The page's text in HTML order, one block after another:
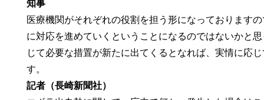
知事
医療機関がそれぞれの役割を担う形になっております
に対応を進めていくということになるのではないかと
じて必要な措置が新たに出てくるとなれば、実情に応
す。
記者（長崎新聞社）